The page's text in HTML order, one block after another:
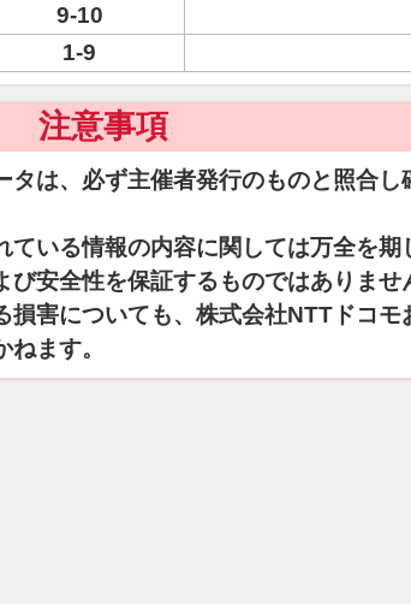
9-10
1-9
注意事項
タは、必ず主催者発行のものと照合し
いる情報の内容に関しては万全を期
び安全性を保証するものではありませ
損害についても、株式会社NTTドコモ
ます。